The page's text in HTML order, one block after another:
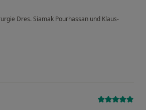
Dres. Siamak Pourhassan und Klaus-